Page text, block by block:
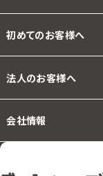
初めてのお客様へ
法人のお客様へ
会社情報